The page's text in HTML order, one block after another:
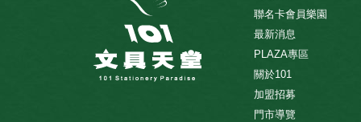
聯名卡會員樂園
最新消息
PLAZA專區
關於101
加盟招募
門市導覽